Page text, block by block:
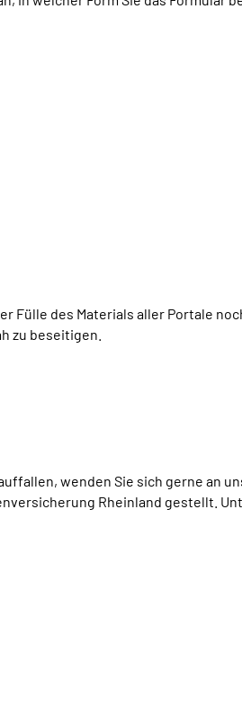
Fülle des Materials aller Portale
zu beseitigen.
wenden Sie sich gerne an
Rheinland gestellt.